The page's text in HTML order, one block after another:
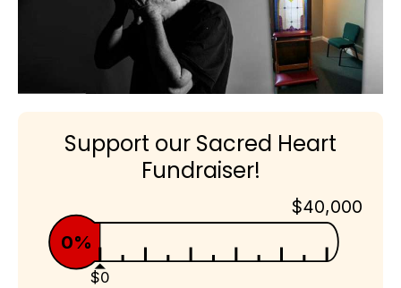
Support our Sacred Heart
Fundraiser!
$40,000
$0
0%